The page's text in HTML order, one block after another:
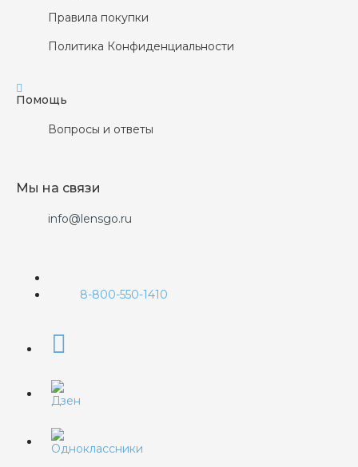
Правила покупки
Политика Конфиденциальности
Помощь
Вопросы и ответы
Мы на связи
info@lensgo.ru
8-800-550-1410